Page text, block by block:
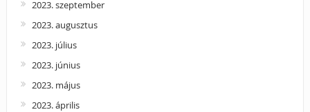
2023. szeptember
2023. augusztus
2023. július
2023. június
2023. május
2023. április